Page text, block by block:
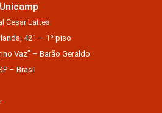
Cesar Lattes
421 – 1º piso
Vaz” – Barão Geraldo
– Brasil